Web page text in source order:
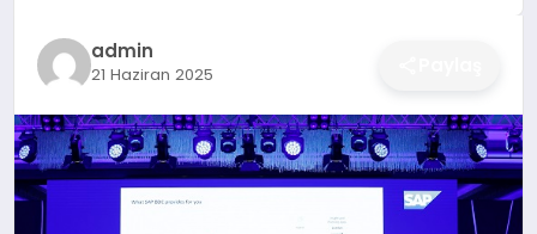
DÜNYA
SIYASET
EĞITIM
admin
21 Haziran 2025